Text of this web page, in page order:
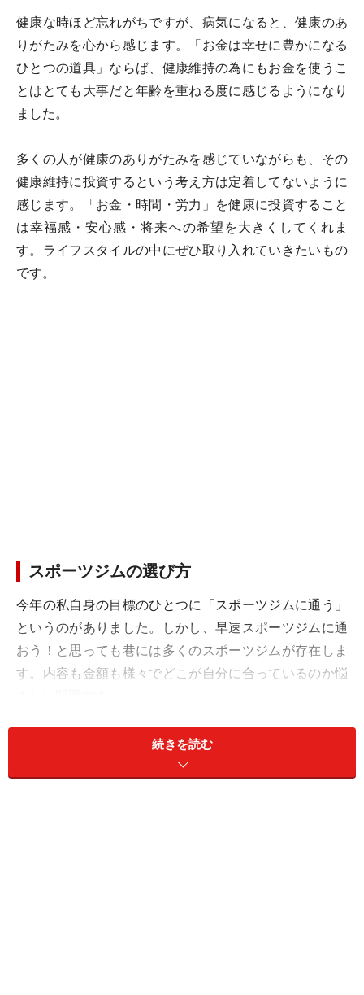
健康な時ほど忘れがちですが、病気になると、健康のあ
りがたみを心から感じます。「お金は幸せに豊かになる
ひとつの道具」ならば、健康維持の為にもお金を使うこ
とはとても大事だと年齢を重ねる度に感じるようになり
ました。
多くの人が健康のありがたみを感じていながらも、その
健康維持に投資するという考え方は定着してないように
感じます。「お金・時間・労力」を健康に投資すること
は幸福感・安心感・将来への希望を大きくしてくれま
す。ライフスタイルの中にぜひ取り入れていきたいもの
です。
スポーツジムの選び方
今年の私自身の目標のひとつに「スポーツジムに通う」
というのがありました。しかし、早速スポーツジムに通
おう！と思っても巷には多くのスポーツジムが存在しま
す。内容も金額も様々でどこが自分に合っているのか悩
そんな時は、見学や体験を申し込んでみましょう。雰囲
気やスタッフやトレーナーの対応など感じ取れることは
続きを読む